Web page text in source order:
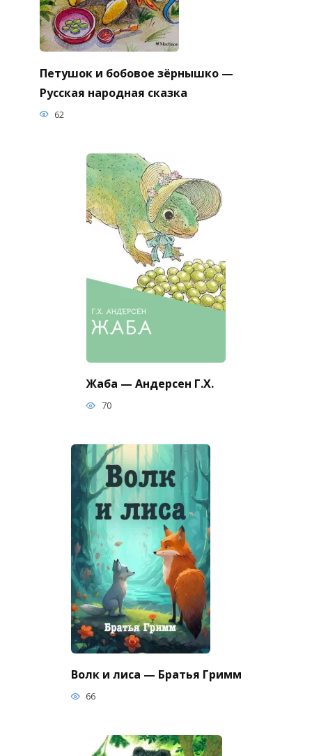
Петушок и бобовое зёрнышко —
Русская народная сказка
62
Жаба — Андерсен Г.Х.
70
Волк и лиса — Братья Гримм
66